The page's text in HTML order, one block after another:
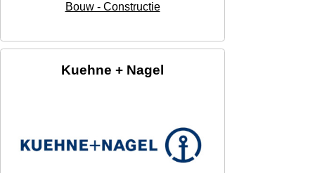
Bouw - Constructie
Kuehne + Nagel